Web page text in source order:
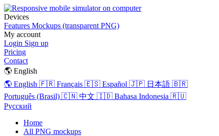
Devices
Features Mockups (transparent PNG)
My account
Login Sign up
Pricing
Contact
🌎 English
🌎 English 🇫🇷 Français 🇪🇸 Español 🇯🇵 日本語 🇧🇷
Português (Brasil) 🇨🇳 中文 🇮🇩 Bahasa Indonesia 🇷🇺
Русский
Home
All PNG mockups